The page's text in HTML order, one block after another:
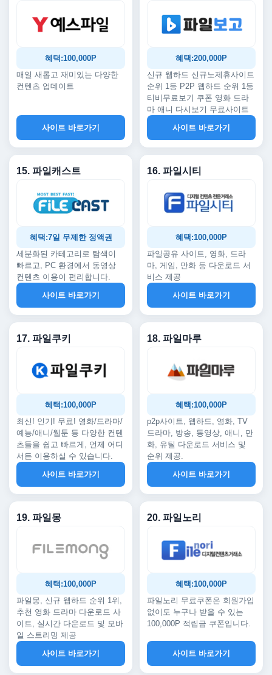
혜택:100,000P
매일 새롭고 재미있는 다양한
컨텐츠 업데이트
사이트 바로가기
혜택:200,000P
신규 웹하드 신규노제휴사이트
순위 1등 P2P 웹하드 순위 1등
티비무료보기 쿠폰 영화 드라
마 애니 다시보기 무료사이트
사이트 바로가기
15. 파일캐스트
혜택:7일 무제한 정액권
세분화된 카테고리로 탐색이
빠르고, PC 환경에서 동영상
컨텐츠 이용이 편리합니다.
사이트 바로가기
16. 파일시티
혜택:100,000P
파일공유 사이트, 영화, 드라
마, 게임, 만화 등 다운로드 서
비스 제공
사이트 바로가기
17. 파일쿠키
혜택:100,000P
최신! 인기! 무료! 영화/드라마/
예능/애니/웹툰 등 다양한 컨텐
츠들을 쉽고 빠르게, 언제 어디
서든 이용하실 수 있습니다.
사이트 바로가기
18. 파일마루
혜택:100,000P
p2p사이트, 웹하드, 영화, TV
드라마, 방송, 동영상, 애니, 만
화, 유틸 다운로드 서비스 및
순위 제공.
사이트 바로가기
19. 파일몽
혜택:100,000P
파일몽, 신규 웹하드 순위 1위,
추천 영화 드라마 다운로드 사
이트, 실시간 다운로드 및 모바
일 스트리밍 제공
사이트 바로가기
20. 파일노리
혜택:100,000P
파일노리 무료쿠폰은 회원가입
없이도 누구나 받을 수 있는
100,000P 적립금 쿠폰입니다.
사이트 바로가기